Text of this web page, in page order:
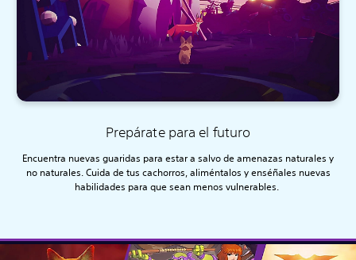
Prepárate para el futuro
Encuentra nuevas guaridas para estar a salvo de amenazas naturales y
no naturales. Cuida de tus cachorros, aliméntalos y enséñales nuevas
habilidades para que sean menos vulnerables.